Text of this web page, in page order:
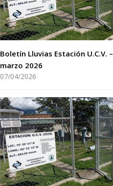
Boletín Lluvias Estación U.C.V. –
marzo 2026
07/04/2026